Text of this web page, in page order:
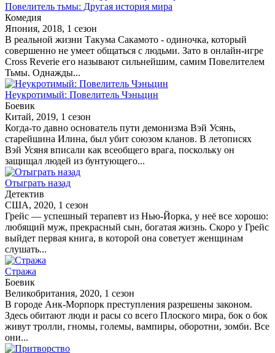
Повелитель тьмы: Другая история мира
Комедия
Япония, 2018, 1 сезон
В реальной жизни Такума Сакамото - одиночка, который
совершенно не умеет общаться с людьми. Зато в онлайн-игре
Cross Reverie его называют сильнейшим, самим Повелителем
Тьмы. Однажды...
Неукротимый: Повелитель Чэньцин
Боевик
Китай, 2019, 1 сезон
Когда-то давно основатель пути демонизма Вэй Усянь,
старейшина Илина, был убит союзом кланов. В летописях
Вэй Усяня вписали как всеобщего врага, поскольку он
защищал людей из бунтующего...
Отыграть назад
Детектив
США, 2020, 1 сезон
Грейс — успешный терапевт из Нью-Йорка, у неё все хорошо:
любящий муж, прекрасный сын, богатая жизнь. Скоро у Грейс
выйдет первая книга, в которой она советует женщинам
слушать...
Стража
Боевик
Великобритания, 2020, 1 сезон
В городе Анк-Морпорк преступления разрешены законом.
Здесь обитают люди и расы со всего Плоского мира, бок о бок
живут тролли, гномы, големы, вампиры, оборотни, зомби. Все
они...